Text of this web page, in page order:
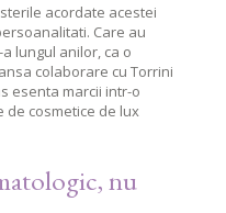
acordate acestei
Care au
lungul anilor, ca o
colaborare cu Torrini
esenta marcii intr-o
cosmetice de lux
nu